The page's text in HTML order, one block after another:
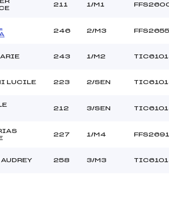
211 1/M1
246 2/M3
243 1/M2
LUCILE 223 2/SEN
212 3/SEN
227 1/M4
258 3/M3